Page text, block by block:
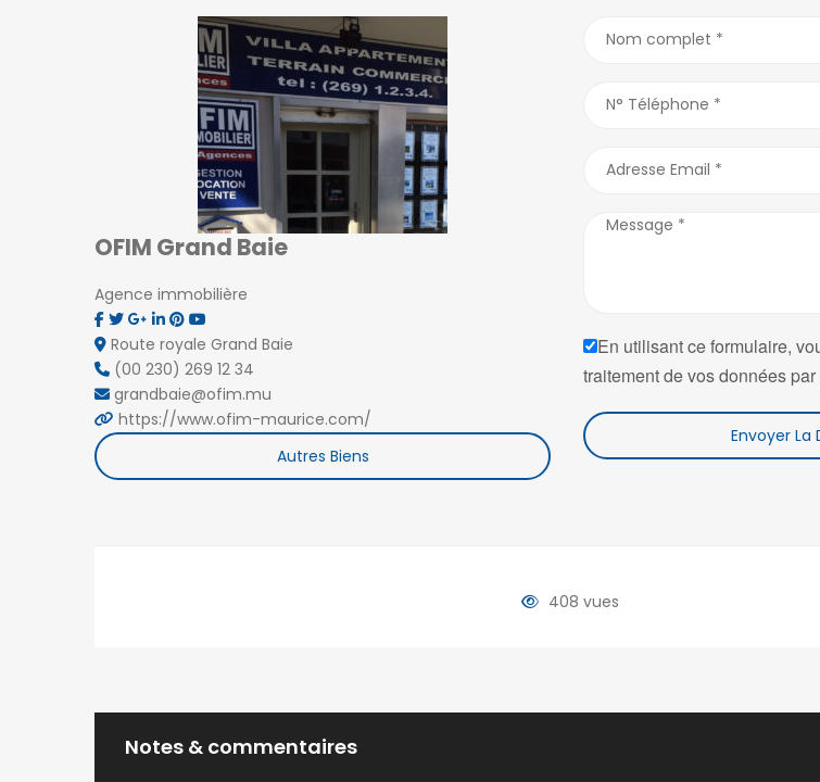
OFIM Grand Baie
Agence immobilière
Route royale Grand Baie
(00 230) 269 12 34
grandbaie@ofim.mu
https://www.ofim-maurice.com/
Autres Biens
En utilisant ce formulaire,
traitement de vos données
Envoyer La
408 vues
Notes & commentaires